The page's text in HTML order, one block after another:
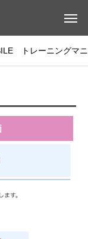
トレーニングマ